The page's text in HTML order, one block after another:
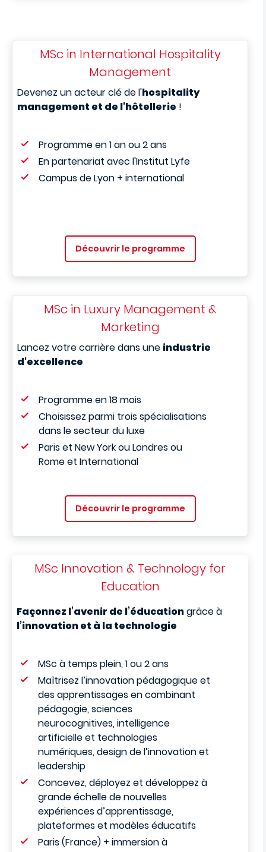
MSc in International Hospitality
Management
Devenez un acteur clé de l'hospitality
management et de l'hôtellerie !
Programme en 1 an ou 2 ans
En partenariat avec l'Institut Lyfe
Campus de Lyon + international
Découvrir le programme
MSc in Luxury Management &
Marketing
Lancez votre carrière dans une industrie
d'excellence
Programme en 18 mois
Choisissez parmi trois spécialisations
dans le secteur du luxe
Paris et New York ou Londres ou
Rome et International
Découvrir le programme
MSc Innovation & Technology for
Education
Façonnez l’avenir de l’éducationgrâce à
l’innovation et à la technologie
MSc à temps plein, 1 ou 2 ans
Maîtrisez l’innovation pédagogique et
des apprentissages en combinant
pédagogie, sciences
neurocognitives, intelligence
artificielle et technologies
numériques, design de l’innovation et
leadership
Concevez, déployez et développez à
grande échelle de nouvelles
expériences d’apprentissage,
plateformes et modèles éducatifs
Paris (France) + immersion à